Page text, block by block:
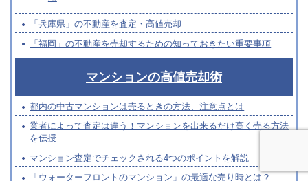
「兵庫県」の不動産を査定・高値売却
「福岡」の不動産を売却するための知っておきたい重要事項
マンションの高値売却術
都内の中古マンションは売るときの方法、注意点とは
業者によって査定は違う！マンションを出来るだけ高く売る方法
を伝授
マンション査定でチェックされる4つのポイントを解説
「ウォーターフロントのマンション」の最適な売り時とは？